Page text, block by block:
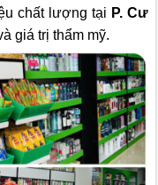
chất lượng tại P. Cư
giá trị thẩm mỹ.